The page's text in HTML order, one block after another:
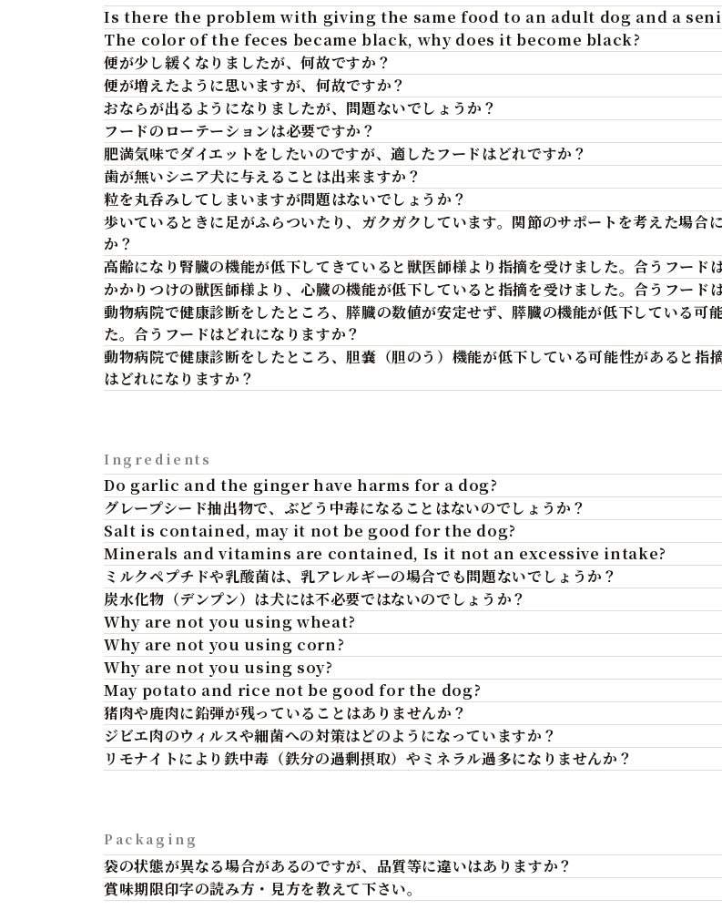
Is there the problem with giving the same food to an adult dog and a
The color of the feces became black, why does it become black?
便が少し緩くなりましたが、何故ですか？
便が増えたように思いますが、何故ですか？
おならが出るようになりましたが、問題ないでしょうか？
フードのローテーションは必要ですか？
肥満気味でダイエットをしたいのですが、適したフードはどれですか？
歯が無いシニア犬に与えることは出来ますか？
粒を丸呑みしてしまいますが問題はないでしょうか？
歩いているときに足がふらついたり、ガクガクしています。関節のサポートを考えた場合
か？
高齢になり腎臓の機能が低下してきていると獣医師様より指摘を受けました。合うフード
かかりつけの獣医師様より、心臓の機能が低下していると指摘を受けました。合うフード
動物病院で健康診断をしたところ、膵臓の数値が安定せず、膵臓の機能が低下している可
た。合うフードはどれになりますか？
動物病院で健康診断をしたところ、胆嚢（胆のう）機能が低下している可能性があると指
はどれになりますか？
Ingredients
Do garlic and the ginger have harms for a dog?
グレープシード抽出物で、ぶどう中毒になることはないのでしょうか？
Salt is contained, may it not be good for the dog?
Minerals and vitamins are contained, Is it not an excessive intake?
ミルクペプチドや乳酸菌は、乳アレルギーの場合でも問題ないでしょうか？
炭水化物（デンプン）は犬には不必要ではないのでしょうか？
Why are not you using wheat?
Why are not you using corn?
Why are not you using soy?
May potato and rice not be good for the dog?
猪肉や鹿肉に鉛弾が残っていることはありませんか？
ジビエ肉のウィルスや細菌への対策はどのようになっていますか？
リモナイトにより鉄中毒（鉄分の過剰摂取）やミネラル過多になりませんか？
Packaging
袋の状態が異なる場合があるのですが、品質等に違いはありますか？
賞味期限印字の読み方・見方を教えて下さい。